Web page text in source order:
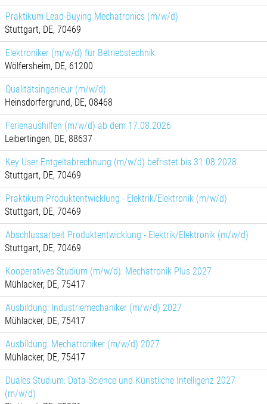
Praktikum Lead-Buying Mechatronics (m/w/d)
Stuttgart, DE, 70469
Elektroniker (m/w/d) für Betriebstechnik
Wölfersheim, DE, 61200
Qualitätsingenieur (m/w/d)
Heinsdorfergrund, DE, 08468
Ferienaushilfen (m/w/d) ab dem 17.08.2026
Leibertingen, DE, 88637
Key User Entgeltabrechnung (m/w/d) befristet bis 31.08.2028
Stuttgart, DE, 70469
Praktikum Produktentwicklung - Elektrik/Elektronik (m/w/d)
Stuttgart, DE, 70469
Abschlussarbeit Produktentwicklung - Elektrik/Elektronik (m/w/d)
Stuttgart, DE, 70469
Kooperatives Studium (m/w/d): Mechatronik Plus 2027
Mühlacker, DE, 75417
Ausbildung: Industriemechaniker (m/w/d) 2027
Mühlacker, DE, 75417
Ausbildung: Mechatroniker (m/w/d) 2027
Mühlacker, DE, 75417
Duales Studium: Data Science und Künstliche Intelligenz 2027
(m/w/d)